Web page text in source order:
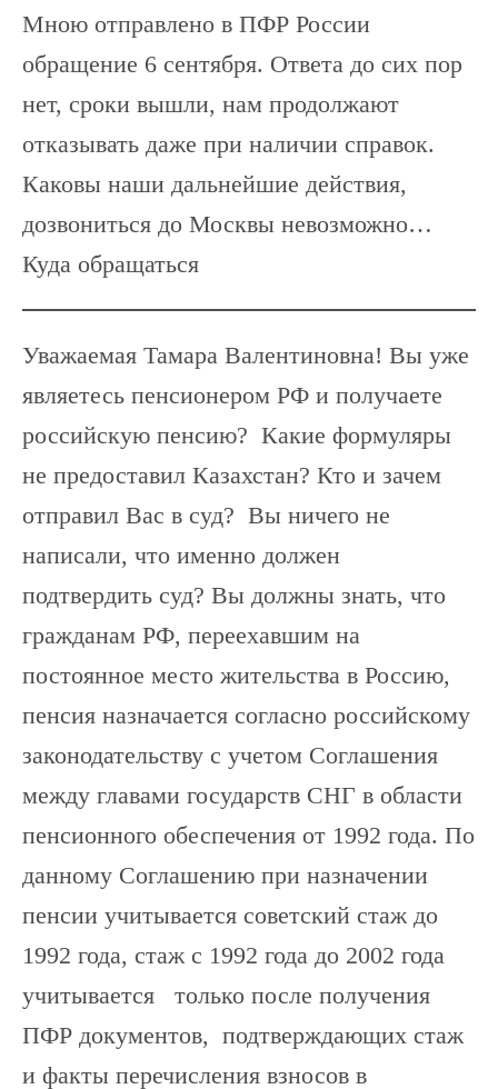
Мною отправлено в ПФР России
обращение 6 сентября. Ответа до сих пор
нет, сроки вышли, нам продолжают
отказывать даже при наличии справок.
Каковы наши дальнейшие действия,
дозвониться до Москвы невозможно…
Куда обращаться
Уважаемая Тамара Валентиновна! Вы уже
являетесь пенсионером РФ и получаете
российскую пенсию? Какие формуляры
не предоставил Казахстан? Кто и зачем
отправил Вас в суд? Вы ничего не
написали, что именно должен
подтвердить суд? Вы должны знать, что
гражданам РФ, переехавшим на
постоянное место жительства в Россию,
пенсия назначается согласно российскому
законодательству с учетом Соглашения
между главами государств СНГ в области
пенсионного обеспечения от 1992 года. По
данному Соглашению при назначении
пенсии учитывается советский стаж до
1992 года, стаж с 1992 года до 2002 года
учитывается только после получения
ПФР документов, подтверждающих стаж
и факты перечисления взносов в